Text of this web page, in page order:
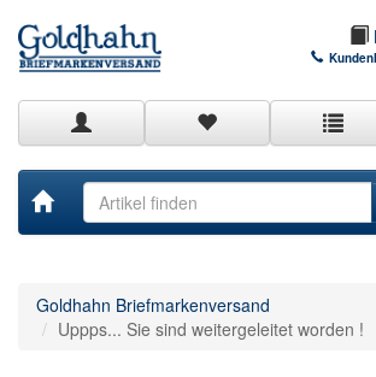
Goldhahn Briefmarkenversand
Uppps... Sie sind weitergeleitet worden !